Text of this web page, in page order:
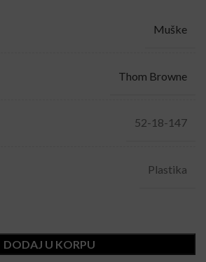
Muške
Thom Browne
52-18-147
Plastika
DODAJ U KORPU